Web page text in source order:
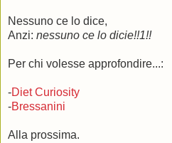
Nessuno ce lo dice,
Anzi: nessuno ce lo dicie!!1!!
Per chi volesse approfondire...:
-Diet Curiosity
-Bressanini
Alla prossima.